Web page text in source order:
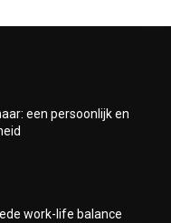
een persoonlijk en
work-life balance